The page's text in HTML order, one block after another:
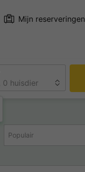
Mijn reserveringen
Populair